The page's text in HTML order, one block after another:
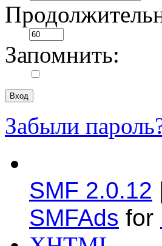
Запомнить:
Забыли
SMF 2.0.12
SMFAds for